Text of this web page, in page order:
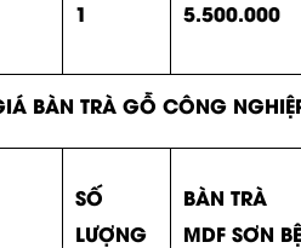
1 5.500.000
BÀN TRÀ GỖ CÔNG
SỐ
LƯỢNG
BÀN TRÀ
MDF SƠN